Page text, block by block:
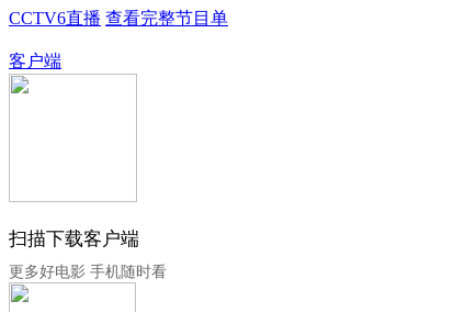
CCTV6直播 查看完整节目单
客户端
扫描下载客户端
更多好电影 手机随时看